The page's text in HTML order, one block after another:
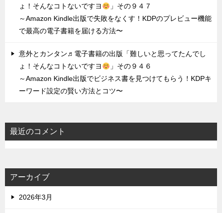
ょ！そんなコトないですヨ
」その９４７
～Amazon Kindle出版で失敗をなくす！KDPのプレビュー機能
で最高の電子書籍を届ける方法〜
意外とカンタン♬電子書籍の出版「難しいと思ってたんでし
ょ！そんなコトないですヨ
」その９４６
～Amazon Kindle出版でビジネス書を見つけてもらう！KDPキ
ーワード設定の賢い方法とコツ〜
最近のコメント
アーカイブ
2026年3月